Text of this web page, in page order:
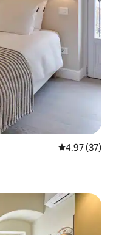
คะแนนเฉลี่ย
4.97 (37)